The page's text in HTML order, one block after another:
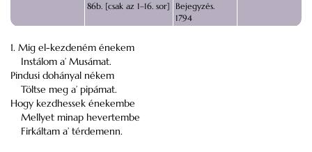
86b. [csak az 1–16. sor]
Bejegyzés.
1794
1. Mig el-kezdeném énekem
Instálom a’ Musámat.
Pindusi dohányal nékem
Töltse meg a’ pipámat.
Hogy kezdhessek énekembe
Mellyet minap hevertembe
Firkáltam a’ térdemenn.